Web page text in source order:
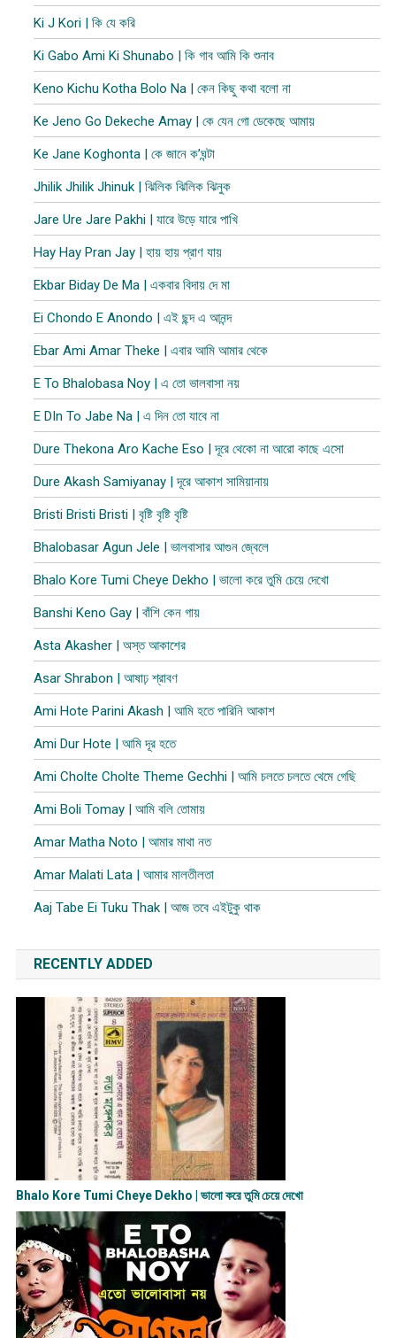
Ki J Kori | কি যে করি
Ki Gabo Ami Ki Shunabo | কি গাব আমি কি শুনাব​
Keno Kichu Kotha Bolo Na | কেন কিছু কথা বলো না
Ke Jeno Go Dekeche Amay | কে যেন গো ডেকেছে আমায়
Ke Jane Koghonta | কে জানে ক’ঘন্টা
Jhilik Jhilik Jhinuk | ঝিলিক ঝিলিক ঝিনুক
Jare Ure Jare Pakhi | যারে উড়ে যারে পাখি
Hay Hay Pran Jay | হায় হায় প্রাণ যায়
Ekbar Biday De Ma | একবার বিদায় দে মা
Ei Chondo E Anondo | এই ছন্দ এ আনন্দ
Ebar Ami Amar Theke | এবার আমি আমার থেকে
E To Bhalobasa Noy | এ তো ভালবাসা ন​য়
E DIn To Jabe Na | এ দিন তো যাবে না
Dure Thekona Aro Kache Eso | দূরে থেকো না আরো কাছে এসো
Dure Akash Samiyanay | দূরে আকাশ সামিয়ানায়
Bristi Bristi Bristi | বৃষ্টি বৃষ্টি বৃষ্টি
Bhalobasar Agun Jele | ভালবাসার আগুন জ্বেলে
Bhalo Kore Tumi Cheye Dekho | ভালো করে তুমি চেয়ে দেখো
Banshi Keno Gay | বাঁশি কেন গায়
Asta Akasher | অস্ত আকাশের
Asar Shrabon | আষাঢ় শ্রাবণ
Ami Hote Parini Akash | আমি হতে পারিনি আকাশ
Ami Dur Hote | আমি দূর হতে
Ami Cholte Cholte Theme Gechhi | আমি চলতে চলতে থেমে গেছি
Ami Boli Tomay | আমি বলি তোমায়
Amar Matha Noto | আমার মাথা নত
Amar Malati Lata | আমার মালতীলতা
Aaj Tabe Ei Tuku Thak | আজ তবে এইটুকু থাক
RECENTLY ADDED
Bhalo Kore Tumi Cheye Dekho | ভালো করে তুমি চেয়ে দেখো